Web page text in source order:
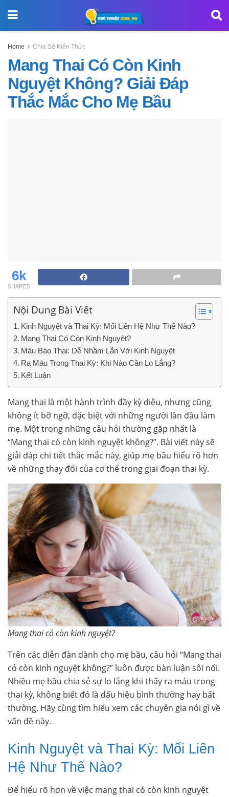
Home Chia Sẻ Kiến Thức
Mang Thai Có Còn Kinh
Nguyệt Không? Giải Đáp
Thắc Mắc Cho Mẹ Bầu
6k
SHARES
Nội Dung Bài Viết
Kinh Nguyệt và Thai Kỳ: Mối Liên Hệ Như Thế Nào?
Mang Thai Có Còn Kinh Nguyệt?
Máu Báo Thai: Dễ Nhầm Lẫn Với Kinh Nguyệt
Ra Máu Trong Thai Kỳ: Khi Nào Cần Lo Lắng?
Kết Luận
Mang thai là một hành trình đầy kỳ diệu, nhưng cũng
không ít bỡ ngỡ, đặc biệt với những người lần đầu làm
mẹ. Một trong những câu hỏi thường gặp nhất là
“Mang thai có còn kinh nguyệt không?”. Bài viết này sẽ
giải đáp chi tiết thắc mắc này, giúp mẹ bầu hiểu rõ hơn
về những thay đổi của cơ thể trong giai đoạn thai kỳ.
Mang thai có còn kinh nguyệt?
Trên các diễn đàn dành cho mẹ bầu, câu hỏi “Mang thai
có còn kinh nguyệt không?” luôn được bàn luận sôi nổi.
Nhiều mẹ bầu chia sẻ sự lo lắng khi thấy ra máu trong
thai kỳ, không biết đó là dấu hiệu bình thường hay bất
thường. Hãy cùng tìm hiểu xem các chuyên gia nói gì về
vấn đề này.
Kinh Nguyệt và Thai Kỳ: Mối Liên
Hệ Như Thế Nào?
Để hiểu rõ hơn về việc mang thai có còn kinh nguyệt